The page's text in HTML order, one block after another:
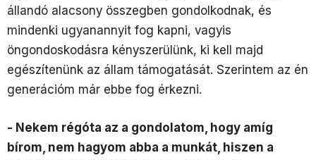
állandó alacsony összegben gondolkodnak, és
mindenki ugyanannyit fog kapni, vagyis
öngondoskodásra kényszerülünk, ki kell majd
egészítenünk az állam támogatását. Szerintem az én
generációm már ebbe fog érkezni.
- Nekem régóta az a gondolatom, hogy amíg
bírom, nem hagyom abba a munkát, hiszen a